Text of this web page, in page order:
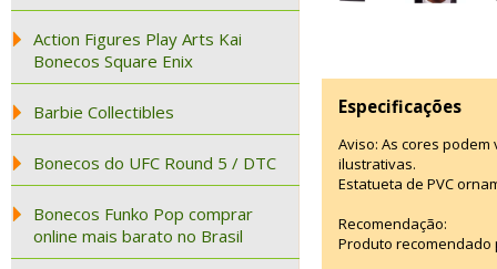
Action Figures Play Arts Kai
Bonecos Square Enix
Barbie Collectibles
Bonecos do UFC Round 5 / DTC
Bonecos Funko Pop comprar
online mais barato no Brasil
Especificações
Aviso: As cores
ilustrativas.
Estatueta de PVC
Recomendação:
Produto recomendado